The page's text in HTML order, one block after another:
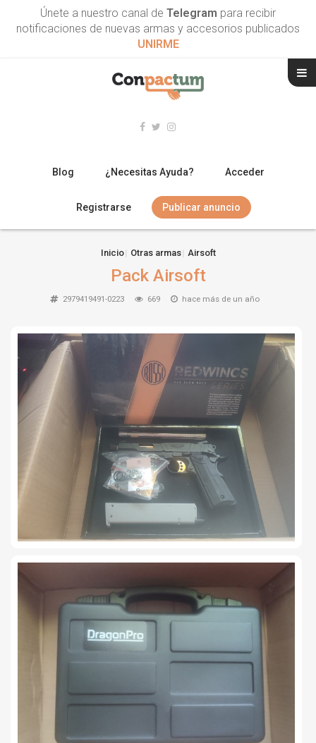
Únete a nuestro canal de Telegram para recibir
notificaciones de nuevas armas y accesorios publicados
UNIRME
Blog ¿Necesitas Ayuda? Acceder
Registrarse Publicar anuncio
ARMAS CORTAS
TIRO Y COMPETICIÓN
AIRE COMPRIMIDO
OTRAS ARMAS
ACCESORIOS
Inicio Otras armas Airsoft
Pack Airsoft
2979419491-0223 669 hace más de un año